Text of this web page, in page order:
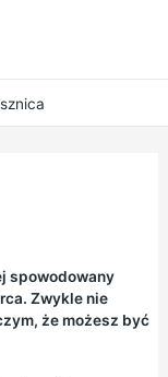
spowodowany
Zwykle nie
że możesz być